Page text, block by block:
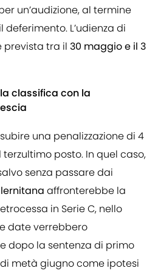
un’audizione, al termine
L’udienza di
prevista tra il 30 maggio e il 3
classifica con la
una penalizzazione di 4
posto. In quel caso,
senza passare dai
affronterebbe la
in Serie C, nello
date verrebbero
dopo la sentenza di primo
metà giugno come ipotesi